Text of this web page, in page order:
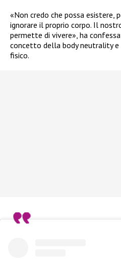
«Non credo che possa esistere,
ignorare il proprio corpo. Il
permette di vivere», ha
concetto della body neutrality
fisico.